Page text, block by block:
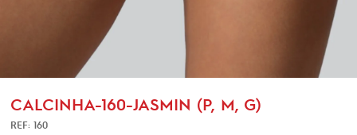
CALCINHA-160-JASMIN (P, M, G)
REF: 160